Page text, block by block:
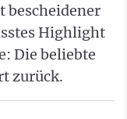
bescheidener
Highlight
Die beliebte
zurück.